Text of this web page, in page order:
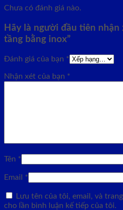
Chưa có đánh giá nào.
Hãy là người đầu tiên nhận
tầng bằng inox”
Đánh giá của bạn *
Nhận xét của bạn *
Tên *
Email *
Lưu tên của tôi, email, và
cho lần bình luận kế tiếp của tôi.